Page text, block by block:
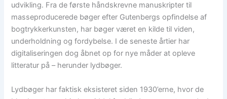
udvikling. Fra de første håndskrevne manuskripter til
masseproducerede bøger efter Gutenbergs opfindelse af
bogtrykkerkunsten, har bøger været en kilde til viden,
underholdning og fordybelse. I de seneste årtier har
digitaliseringen dog åbnet op for nye måder at opleve
litteratur på – herunder lydbøger.
Lydbøger har faktisk eksisteret siden 1930’erne, hvor de